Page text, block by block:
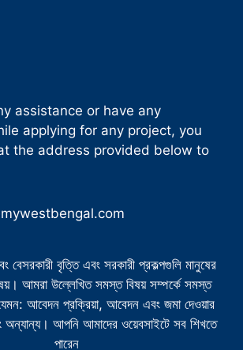
assistance or have any
applying for any project, you
the address provided below to
বৃত্তি এবং সরকারী প্রকল্পগুলি মানুষের
আমরা উল্লেখিত সমস্ত বিষয় সম্পর্কে সমস্ত
আবেদন প্রক্রিয়া, আবেদন এবং জমা দেওয়ার
অন্যান্য। আপনি আমাদের ওয়েবসাইটে সব শিখতে
পারেন